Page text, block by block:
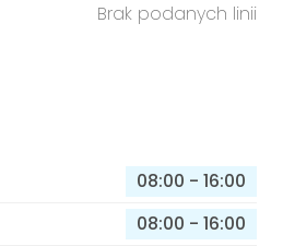
Brak podanych linii
08:00 - 16:00
08:00 - 16:00